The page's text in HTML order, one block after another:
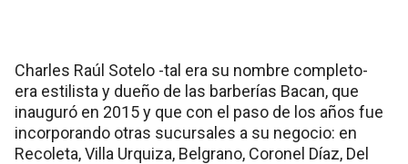
Charles Raúl Sotelo -tal era su nombre completo-
era estilista y dueño de las barberías Bacan, que
inauguró en 2015 y que con el paso de los años fue
incorporando otras sucursales a su negocio: en
Recoleta, Villa Urquiza, Belgrano, Coronel Díaz, Del